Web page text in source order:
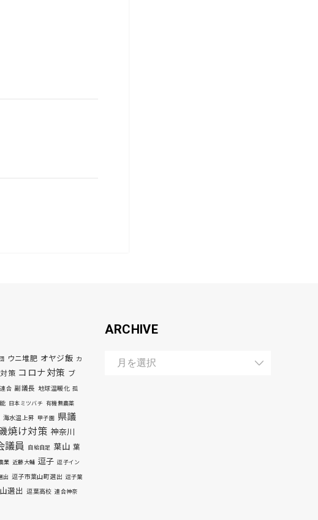
ウニ堆肥 オヤジ飯 カ
策 コロナ対策 ブ
合 副議長 地球温暖化 孤
日本ミツバチ 有機無農薬
海水温上昇 甲子園
県議
焼け対策 神奈川
議員 自給自足 葉山 葉
業 近藤大輔 逗子 逗子イン
出 逗子市葉山町選出 逗子葉
選出 逗葉高校 連合神奈
ARCHIVE